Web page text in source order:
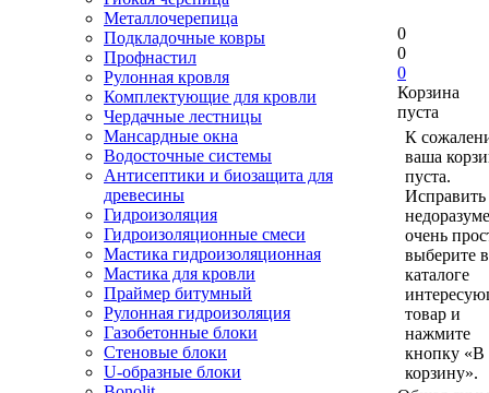
Металлочерепица
Подкладочные ковры
Профнастил
Рулонная кровля
Комплектующие для кровли
Чердачные лестницы
Мансардные окна
Водосточные системы
Антисептики и биозащита для
древесины
Гидроизоляция
Гидроизоляционные смеси
Мастика гидроизоляционная
Мастика для кровли
Праймер битумный
Рулонная гидроизоляция
Газобетонные блоки
Стеновые блоки
U-образные блоки
0
0
0
Корзина
пуста
К
ваша
пуста.
Исправить
очень
выберите в
каталоге
товар и
нажмите
кнопку «В
корзину».